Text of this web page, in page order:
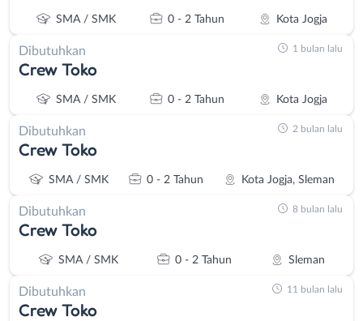
SMA / SMK 0 - 2 Tahun Kota Jogja
Dibutuhkan
Crew Toko
SMA / SMK 0 - 2 Tahun Kota Jogja
1 bulan lalu
Dibutuhkan
Crew Toko
SMA / SMK 0 - 2 Tahun Kota Jogja, Sleman
2 bulan lalu
Dibutuhkan
Crew Toko
SMA / SMK 0 - 2 Tahun Sleman
8 bulan lalu
Dibutuhkan
Crew Toko
11 bulan lalu